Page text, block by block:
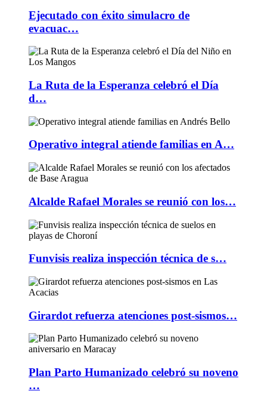
Ejecutado con éxito simulacro de
evacuac…
La Ruta de la Esperanza celebró el Día
d…
Operativo integral atiende familias en A…
Alcalde Rafael Morales se reunió con los…
Funvisis realiza inspección técnica de s…
Girardot refuerza atenciones post-sismos…
Plan Parto Humanizado celebró su noveno
…